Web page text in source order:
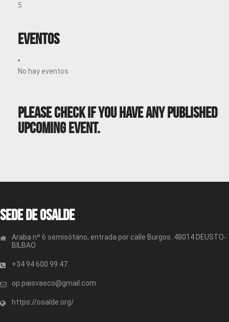
5
Eventos
No hay eventos
Please Check If You Have Any Published
Upcoming Event.
Sede de OSALDE
Araba nº 6 semisótano, entrada por calle Burgos. 48014 DEUSTO-
BILBAO
+34 94 600 99 47
op.paisvasco@gmail.com
https://osalde.org/